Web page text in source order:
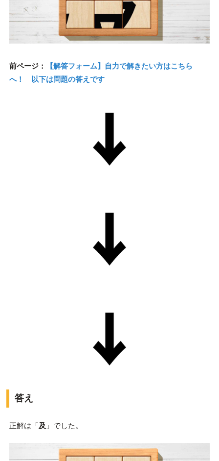
前ページ：
【解答フォーム】自力で解きたい方はこちら
へ！ 以下は問題の答えです
答え
正解は「及 」でした。